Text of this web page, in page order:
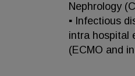
Nephrology
▪ Infectious
intra hospital
(ECMO and